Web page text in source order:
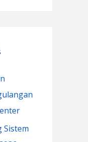
Sistem